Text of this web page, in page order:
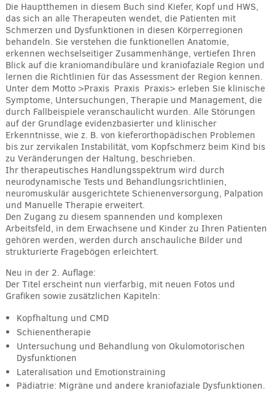
Die Hauptthemen in diesem Buch sind Kiefer, Kopf und HWS,
das sich an alle Therapeuten wendet, die Patienten mit
Schmerzen und Dysfunktionen in diesen Körperregionen
behandeln. Sie verstehen die funktionellen Anatomie,
erkennen wechselseitiger Zusammenhänge, vertiefen Ihren
Blick auf die kraniomandibuläre und kraniofaziale Region und
lernen die Richtlinien für das Assessment der Region kennen.
Unter dem Motto >Praxis  Praxis  Praxis> erleben Sie klinische
Symptome, Untersuchungen, Therapie und Management, die
durch Fallbeispiele veranschaulicht wurden. Alle Störungen
auf der Grundlage evidenzbasierter und klinischer
Erkenntnisse, wie z. B. von kieferorthopädischen Problemen
bis zur zervikalen Instabilität, vom Kopfschmerz beim Kind bis
zu Veränderungen der Haltung, beschrieben.
Ihr therapeutisches Handlungsspektrum wird durch
neurodynamische Tests und Behandlungsrichtlinien,
neuromuskulär ausgerichtete Schienenversorgung, Palpation
und Manuelle Therapie erweitert.
Den Zugang zu diesem spannenden und komplexen
Arbeitsfeld, in dem Erwachsene und Kinder zu Ihren Patienten
gehören werden, werden durch anschauliche Bilder und
strukturierte Fragebögen erleichtert.
Neu in der 2. Auflage:
Der Titel erscheint nun vierfarbig, mit neuen Fotos und
Grafiken sowie zusätzlichen Kapiteln:
Kopfhaltung und CMD
Schienentherapie
Untersuchung und Behandlung von Okulomotorischen
Dysfunktionen
Lateralisation und Emotionstraining
Pädiatrie: Migräne und andere kraniofaziale Dysfunktionen.